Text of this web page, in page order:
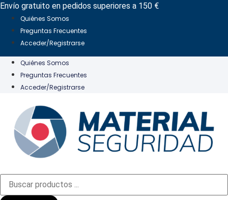
Ir
contenido
Envío gratuito en pedidos superiores a 150 €
Quiénes Somos
Preguntas Frecuentes
Acceder/Registrarse
Quiénes Somos
Preguntas Frecuentes
Acceder/Registrarse
Búsqueda
productos